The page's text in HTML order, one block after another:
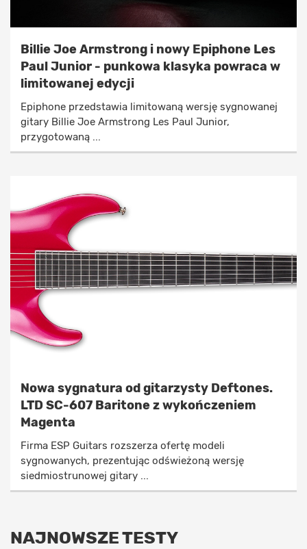
Billie Joe Armstrong i nowy Epiphone Les
Paul Junior - punkowa klasyka powraca w
limitowanej edycji
Epiphone przedstawia limitowaną wersję sygnowanej
gitary Billie Joe Armstrong Les Paul Junior,
przygotowaną ...
Nowa sygnatura od gitarzysty Deftones.
LTD SC-607 Baritone z wykończeniem
Magenta
Firma ESP Guitars rozszerza ofertę modeli
sygnowanych, prezentując odświeżoną wersję
siedmiostrunowej gitary ...
NAJNOWSZE TESTY